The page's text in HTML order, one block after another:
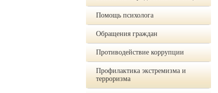
Помощь психолога
Обращения граждан
Противодействие коррупции
Профилактика экстремизма и
терроризма